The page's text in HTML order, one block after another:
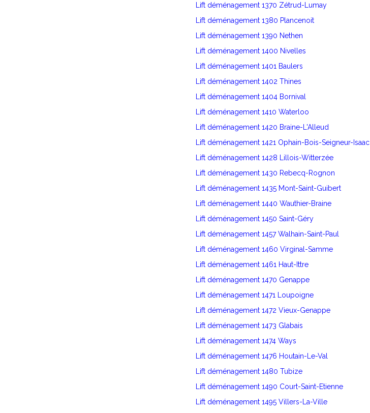
Lift déménagement 1370 Zétrud-Lumay
Lift déménagement 1380 Plancenoit
Lift déménagement 1390 Nethen
Lift déménagement 1400 Nivelles
Lift déménagement 1401 Baulers
Lift déménagement 1402 Thines
Lift déménagement 1404 Bornival
Lift déménagement 1410 Waterloo
Lift déménagement 1420 Braine-L'Alleud
Lift déménagement 1421 Ophain-Bois-Seigneur-Isaac
Lift déménagement 1428 Lillois-Witterzée
Lift déménagement 1430 Rebecq-Rognon
Lift déménagement 1435 Mont-Saint-Guibert
Lift déménagement 1440 Wauthier-Braine
Lift déménagement 1450 Saint-Géry
Lift déménagement 1457 Walhain-Saint-Paul
Lift déménagement 1460 Virginal-Samme
Lift déménagement 1461 Haut-Ittre
Lift déménagement 1470 Genappe
Lift déménagement 1471 Loupoigne
Lift déménagement 1472 Vieux-Genappe
Lift déménagement 1473 Glabais
Lift déménagement 1474 Ways
Lift déménagement 1476 Houtain-Le-Val
Lift déménagement 1480 Tubize
Lift déménagement 1490 Court-Saint-Etienne
Lift déménagement 1495 Villers-La-Ville